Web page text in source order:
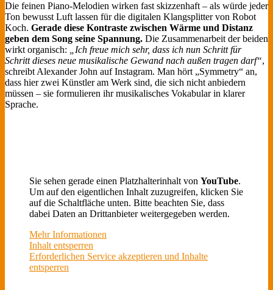
Die feinen Piano-Melodien wirken fast skizzenhaft – als würde jeder
Ton bewusst Luft lassen für die digitalen Klangsplitter von Robot
Koch. Gerade diese Kontraste zwischen Wärme und Distanz
geben dem Song seine Spannung. Die Zusammenarbeit der beiden
wirkt organisch:
„Ich freue mich sehr, dass ich nun Schritt für
Schritt dieses neue musikalische Gewand nach außen tragen darf“,
schreibt Alexander John auf Instagram. Man hört „Symmetry“ an,
dass hier zwei Künstler am Werk sind, die sich nicht anbiedern
müssen – sie formulieren ihr musikalisches Vokabular in klarer
Sprache.
Sie sehen gerade einen Platzhalterinhalt von YouTube.
Um auf den eigentlichen Inhalt zuzugreifen, klicken Sie
auf die Schaltfläche unten. Bitte beachten Sie, dass
dabei Daten an Drittanbieter weitergegeben werden.
Mehr Informationen
Inhalt entsperren
Erforderlichen Service akzeptieren und Inhalte
entsperren